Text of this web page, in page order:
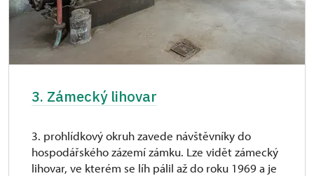
3. Zámecký lihovar
3. prohlídkový okruh zavede návštěvníky do
hospodářského zázemí zámku. Lze vidět zámecký
lihovar, ve kterém se líh pálil až do roku 1969 a je